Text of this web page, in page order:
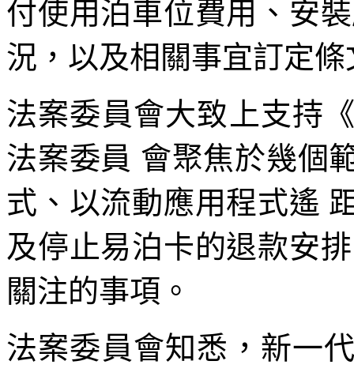
付使用泊車位費用、安
況，以及相關事宜訂定條
法案委員會大致上支持
法案委員 會聚焦於幾個
式、以流動應用程式遙
及停止易泊卡的退款安
關注的事項。
法案委員會知悉，新一